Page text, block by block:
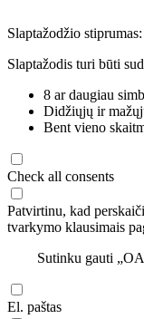
Slaptažodžio stiprumas:
Slaptažodis turi būti
8 ar daugiau
Didžiųjų ir
Bent vieno
Check all consents
Patvirtinu, kad
tvarkymo klausimais
Sutinku gauti
El. paštas